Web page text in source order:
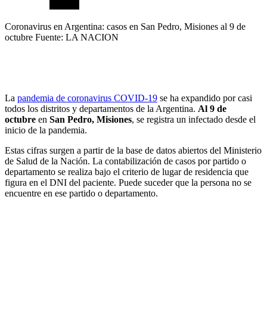
Coronavirus en Argentina: casos en San Pedro, Misiones al 9 de
octubre Fuente: LA NACION
La pandemia de coronavirus COVID-19 se ha expandido por casi
todos los distritos y departamentos de la Argentina. Al 9 de
octubre en San Pedro, Misiones, se registra un infectado desde el
inicio de la pandemia.
Estas cifras surgen a partir de la base de datos abiertos del Ministerio
de Salud de la Nación. La contabilización de casos por partido o
departamento se realiza bajo el criterio de lugar de residencia que
figura en el DNI del paciente. Puede suceder que la persona no se
encuentre en ese partido o departamento.